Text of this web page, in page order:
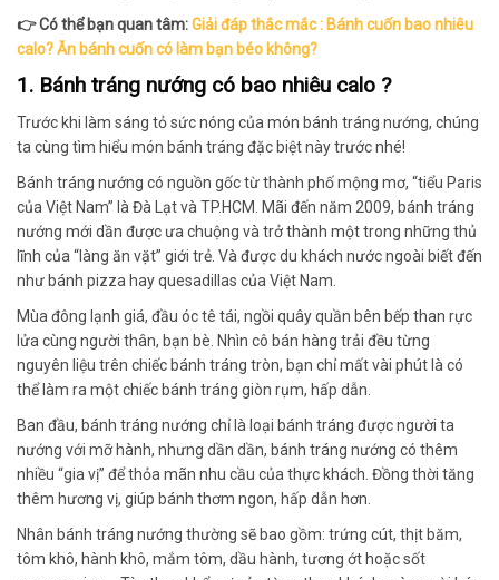
👉 Có thể bạn quan tâm:Giải đáp thắc mắc : Bánh cuốn bao nhiêu
calo? Ăn bánh cuốn có làm bạn béo không?
1. Bánh tráng nướng có bao nhiêu calo ?
Trước khi làm sáng tỏ sức nóng của món bánh tráng nướng, chúng
ta cùng tìm hiểu món bánh tráng đặc biệt này trước nhé!
Bánh tráng nướng có nguồn gốc từ thành phố mộng mơ, “tiểu Paris
của Việt Nam” là Đà Lạt và TP.HCM. Mãi đến năm 2009, bánh tráng
nướng mới dần được ưa chuộng và trở thành một trong những thủ
lĩnh của “làng ăn vặt” giới trẻ. Và được du khách nước ngoài biết đến
như bánh pizza hay quesadillas của Việt Nam.
Mùa đông lạnh giá, đầu óc tê tái, ngồi quây quần bên bếp than rực
lửa cùng người thân, bạn bè. Nhìn cô bán hàng trải đều từng
nguyên liệu trên chiếc bánh tráng tròn, bạn chỉ mất vài phút là có
thể làm ra một chiếc bánh tráng giòn rụm, hấp dẫn.
Ban đầu, bánh tráng nướng chỉ là loại bánh tráng được người ta
nướng với mỡ hành, nhưng dần dần, bánh tráng nướng có thêm
nhiều “gia vị” để thỏa mãn nhu cầu của thực khách. Đồng thời tăng
thêm hương vị, giúp bánh thơm ngon, hấp dẫn hơn.
Nhân bánh tráng nướng thường sẽ bao gồm: trứng cút, thịt băm,
tôm khô, hành khô, mắm tôm, dầu hành, tương ớt hoặc sốt